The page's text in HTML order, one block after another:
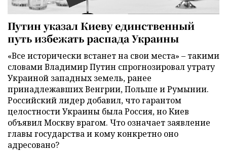
Путин указал Киеву единственный
путь избежать распада Украины
«Все исторически встанет на свои места» – такими
словами Владимир Путин спрогнозировал утрату
Украиной западных земель, ранее
принадлежавших Венгрии, Польше и Румынии.
Российский лидер добавил, что гарантом
целостности Украины была Россия, но Киев
объявил Москву врагом. Что означает заявление
главы государства и кому конкретно оно
адресовано?